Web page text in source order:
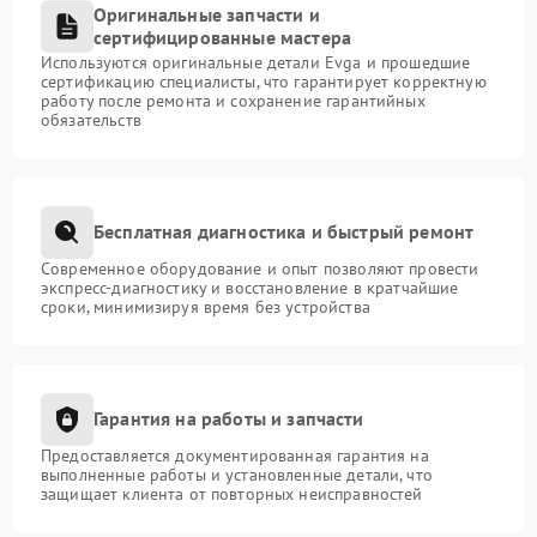
Оригинальные запчасти и
сертифицированные мастера
Используются оригинальные детали Evga и прошедшие
сертификацию специалисты, что гарантирует корректную
работу после ремонта и сохранение гарантийных
обязательств
Бесплатная диагностика и быстрый ремонт
Современное оборудование и опыт позволяют провести
экспресс-диагностику и восстановление в кратчайшие
сроки, минимизируя время без устройства
Гарантия на работы и запчасти
Предоставляется документированная гарантия на
выполненные работы и установленные детали, что
защищает клиента от повторных неисправностей